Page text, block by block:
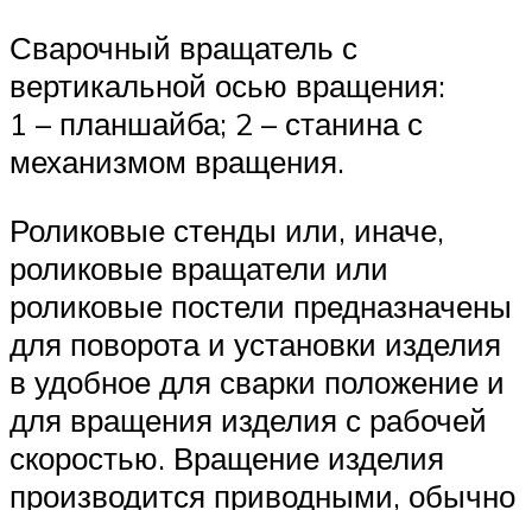
Сварочный вращатель с
вертикальной осью вращения:
1 – планшайба; 2 – станина с
механизмом вращения.
Роликовые стенды или, иначе,
роликовые вращатели или
роликовые постели предназначены
для поворота и установки изделия
в удобное для сварки положение и
для вращения изделия с рабочей
скоростью. Вращение изделия
производится приводными, обычно